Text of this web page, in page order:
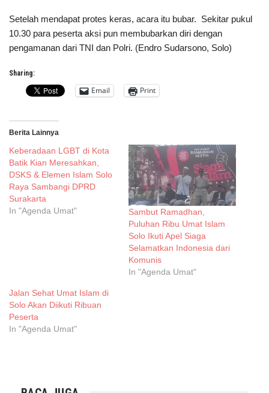
Setelah mendapat protes keras, acara itu bubar. Sekitar pukul
10.30 para peserta aksi pun membubarkan diri dengan
pengamanan dari TNI dan Polri. (Endro Sudarsono, Solo)
Sharing:
Email Print
Berita Lainnya
Keberadaan LGBT di Kota
Batik Kian Meresahkan,
DSKS & Elemen Islam Solo
Raya Sambangi DPRD
Surakarta
In "Agenda Umat"
Sambut Ramadhan,
Puluhan Ribu Umat Islam
Solo Ikuti Apel Siaga
Selamatkan Indonesia dari
Komunis
In "Agenda Umat"
Jalan Sehat Umat Islam di
Solo Akan Diikuti Ribuan
Peserta
In "Agenda Umat"